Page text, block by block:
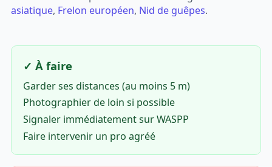
asiatique, Frelon européen, Nid de guêpes.
✓ À faire
Garder ses distances (au moins 5 m)
Photographier de loin si possible
Signaler immédiatement sur WASPP
Faire intervenir un pro agréé